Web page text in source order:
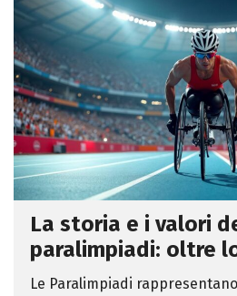
La storia e i valori
paralimpiadi: oltre
Le Paralimpiadi